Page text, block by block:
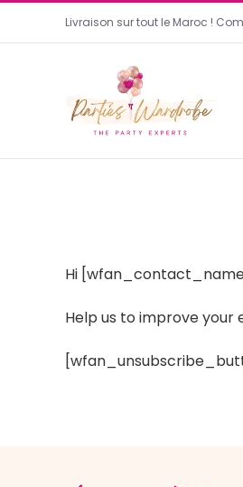
Livraison sur tout le Maroc !
Hi
Help us to improve